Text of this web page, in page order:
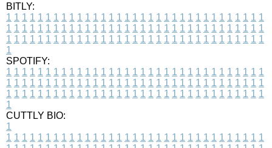
BITLY:
1 1 1 1 1 1 1 1 1 1 1 1 1 1 1 1 1 1 1 1 1 1 1 1 1 1 1 1 1 1 1 1 1
1 1 1 1 1 1 1 1 1 1 1 1 1 1 1 1 1 1 1 1 1 1 1 1 1 1 1 1 1 1 1 1 1
1 1 1 1 1 1 1 1 1 1 1 1 1 1 1 1 1 1 1 1 1 1 1 1 1 1 1 1 1 1 1 1 1
1
SPOTIFY:
1 1 1 1 1 1 1 1 1 1 1 1 1 1 1 1 1 1 1 1 1 1 1 1 1 1 1 1 1 1 1 1 1
1 1 1 1 1 1 1 1 1 1 1 1 1 1 1 1 1 1 1 1 1 1 1 1 1 1 1 1 1 1 1 1 1
1 1 1 1 1 1 1 1 1 1 1 1 1 1 1 1 1 1 1 1 1 1 1 1 1 1 1 1 1 1 1 1 1
1
CUTTLY BIO:
1
1 1 1 1 1 1 1 1 1 1 1 1 1 1 1 1 1 1 1 1 1 1 1 1 1 1 1 1 1 1 1 1 1